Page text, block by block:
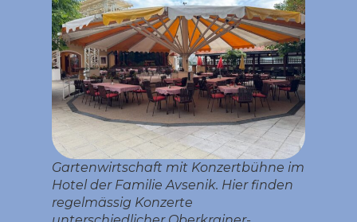
Gartenwirtschaft mit Konzertbühne im
Hotel der Familie Avsenik. Hier finden
regelmässig Konzerte